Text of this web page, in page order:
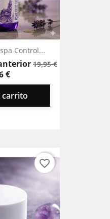
Control...
Precio
19,95 €Precio
€
carrito
favorite_border